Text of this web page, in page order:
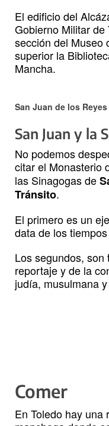
El edificio del
Gobierno Militar
sección del Museo
superior la
Mancha.
San Juan de los Reyes
San Juan y la
No podemos
citar el Monasterio
las Sinagogas de
Tránsito.
El primero es un
data de los
Los segundos,
reportaje y de la
judía, musulmana
Comer
En Toledo hay